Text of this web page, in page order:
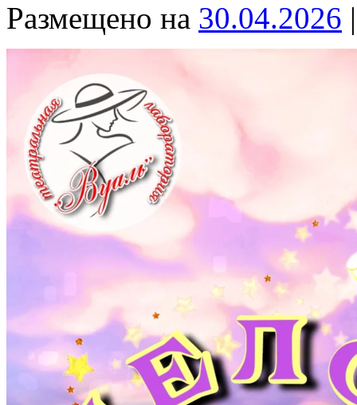
Размещено на 30.04.2026 |